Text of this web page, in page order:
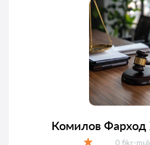
Комилов Фарход
Fikrlar:
0 fikr-